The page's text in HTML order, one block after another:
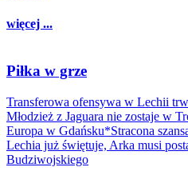
więcej ...
Piłka w grze
Transferowa ofensywa w Lechii
Młodzież z Jaguara nie zostaje w
Europa w Gdańsku*Stracona
Lechia już świętuje, Arka musi
Budziwojskiego